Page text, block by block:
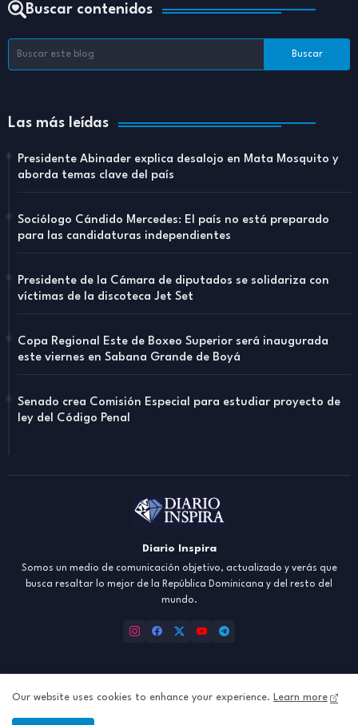
Buscar contenidos
Las más leídas
Presidente Abinader explica desalojo en Mata Mosquito y
aborda temas clave del país
Sociólogo Cándido Mercedes: El país no está preparado
para las candidaturas independientes
Presidente de la Cámara de diputados se solidariza con
víctimas de la discoteca Jet Set
Copa Regional Este de Boxeo Superior será inaugurada
este viernes en Sabana Grande de Boyá
Senado crea Comisión Especial para estudiar proyecto de
ley del Código Penal
Diario Inspira
Somos un medio de comunicación objetivo, actualizado y verás que
busca resaltar lo mejor de la República Dominicana y del resto del
mundo.
Inicio About Contact us Política de Privacidad
Our website uses cookies to enhance your experience. Learn more